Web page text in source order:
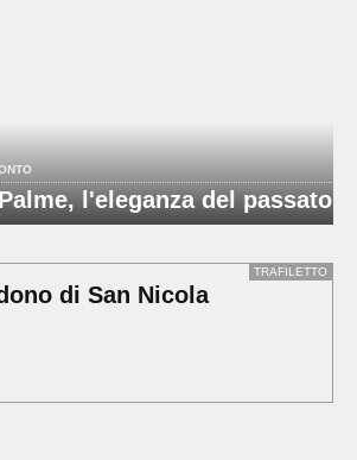
l'eleganza del passato
TRAFILETTO
di San Nicola